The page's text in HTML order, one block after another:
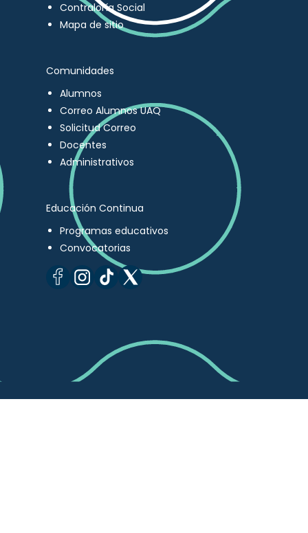
Contraloría Social
Mapa de sitio
Comunidades
Alumnos
Correo Alumnos UAQ
Solicitud Correo
Docentes
Administrativos
Educación Continua
Programas educativos
Convocatorias